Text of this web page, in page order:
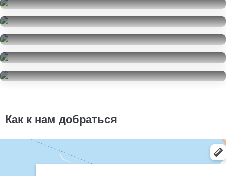
235/55R18
12500
за 2 шт.
235/55R18
25000
за 4 шт.
235/55R18
7500
за 2 шт.
235/55R18
14000
за 4 шт.
235/55R18
Как к нам добраться